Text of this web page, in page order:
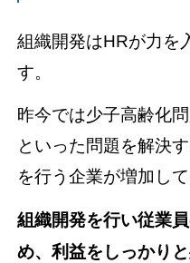
組織開発はHRが力を
す。
昨今では少子高齢化
といった問題を解決
を行う企業が増加し
組織開発を行い従業
め、利益をしっかり